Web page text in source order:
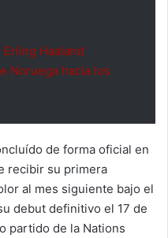
Haaland
Noruega hacia los
de forma oficial en
recibir su primera
al mes siguiente bajo el
debut definitivo el 17 de
partido de la Nations